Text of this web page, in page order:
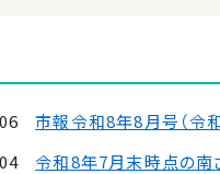
市報令和8年8月号（令
令和8年7月末時点の南